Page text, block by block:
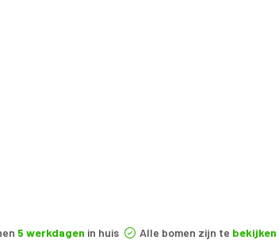
5 werkdagen in huis Alle bomen zijn te bekijken